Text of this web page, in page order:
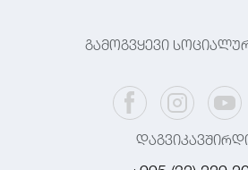
გამოგვყევი